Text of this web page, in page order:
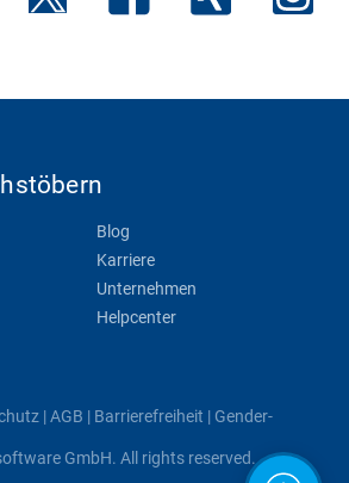
Blog
Karriere
Unternehmen
Helpcenter
|AGB | Barrierefreiheit | Gender-
GmbH. All rights reserved.